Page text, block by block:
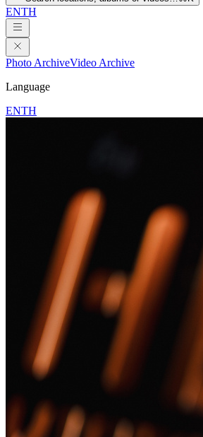
ENTH
Photo ArchiveVideo Archive
Language
ENTH